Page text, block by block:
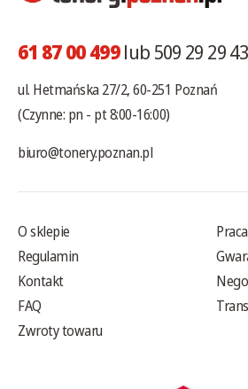
61 87 00 499lub 509 29 29 43
ul. Hetmańska 27/2, 60-251 Poznań
(Czynne: pn - pt 8:00-16:00)
biuro@tonery.poznan.pl
O sklepie
Regulamin
Kontakt
FAQ
Zwroty towaru
Praca